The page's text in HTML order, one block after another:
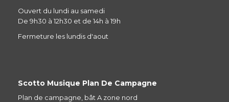
Ouvert du lundi au samedi
De 9h30 à 12h30 et de 14h à 19h
Fermeture les lundis d'aout
Scotto Musique Plan De Campagne
Plan de campagne, bât A zone nord